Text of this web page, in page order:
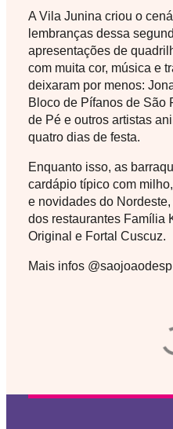
A Vila Junina criou o
lembranças dessa
apresentações de
com muita cor, música e
deixaram por menos:
Bloco de Pífanos de São
de Pé e outros artistas
quatro dias de festa.
Enquanto isso, as
cardápio típico com
e novidades do
dos restaurantes Família
Original e Fortal Cuscuz.
Mais infos @saojoaodesp